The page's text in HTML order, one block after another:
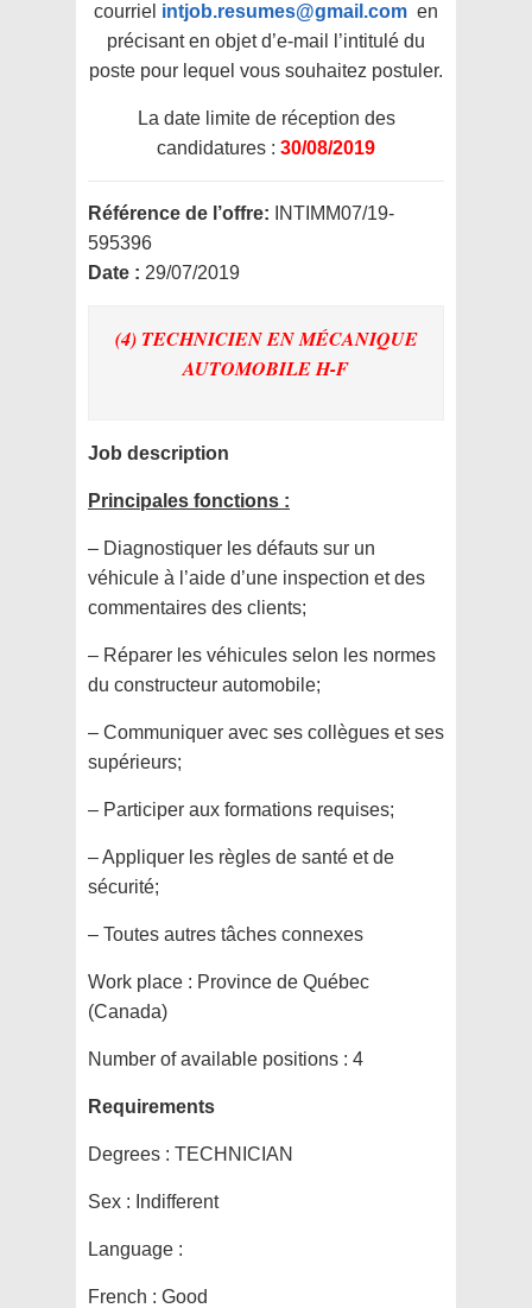
courriel intjob.resumes@gmail.com en
précisant en objet d’e-mail l’intitulé du
poste pour lequel vous souhaitez postuler.
La date limite de réception des
candidatures : 30/08/2019
Référence de l’offre: INTIMM07/19-
595396
Date : 29/07/2019
(4) TECHNICIEN EN MÉCANIQUE
AUTOMOBILE H-F
Job description
Principales fonctions :
– Diagnostiquer les défauts sur un
véhicule à l’aide d’une inspection et des
commentaires des clients;
– Réparer les véhicules selon les normes
du constructeur automobile;
– Communiquer avec ses collègues et ses
supérieurs;
– Participer aux formations requises;
– Appliquer les règles de santé et de
sécurité;
– Toutes autres tâches connexes
Work place : Province de Québec
(Canada)
Number of available positions : 4
Requirements
Degrees : TECHNICIAN
Sex : Indifferent
Language :
French : Good